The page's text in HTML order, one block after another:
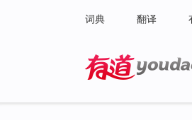
词典 翻译